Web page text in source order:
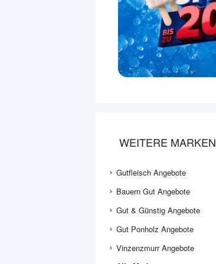
WEITERE MARKEN
Gutfleisch Angebote
Bauern Gut Angebote
Gut & Günstig Angebote
Gut Ponholz Angebote
Vinzenzmurr Angebote